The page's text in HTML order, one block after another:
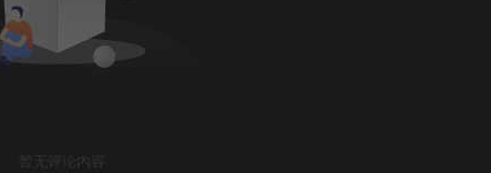
暂无评论内容